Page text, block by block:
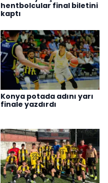
hentbolcular final biletini
kaptı
Konya potada adını yarı
finale yazdırdı